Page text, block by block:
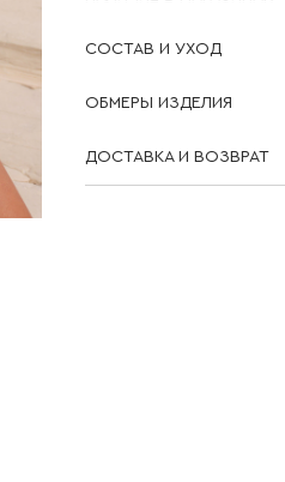
СОСТАВ И УХОД
ОБМЕРЫ ИЗДЕЛИЯ
ДОСТАВКА И ВОЗВРАТ